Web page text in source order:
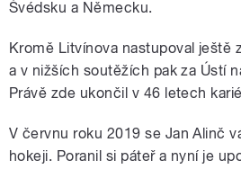
Švédsku a Německu.
Kromě Litvínova nastupoval ještě
a v nižších soutěžích pak za Ústí
Právě zde ukončil v 46 letech
V červnu roku 2019 se Jan Alinč
hokeji. Poranil si páteř a nyní je